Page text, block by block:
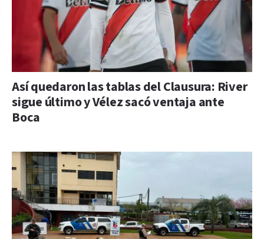
Así quedaron las tablas del Clausura: River
sigue último y Vélez sacó ventaja ante
Boca